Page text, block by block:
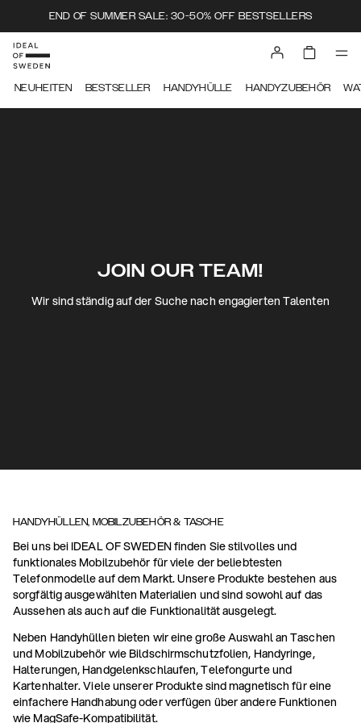
END OF SUMMER SALE: 30-50% OFF BESTSELLERS
NEUHEITEN BESTSELLER HANDYHÜLLE HANDYZUBEHÖR
JOIN OUR TEAM!
Wir sind ständig auf der Suche nach engagierten Talenten
HANDYHÜLLEN, MOBILZUBEHÖR & TASCHE
Bei uns bei IDEAL OF SWEDEN finden Sie stilvolles und
funktionales Mobilzubehör für viele der beliebtesten
Telefonmodelle auf dem Markt. Unsere Produkte bestehen aus
sorgfältig ausgewählten Materialien und sind sowohl auf das
Aussehen als auch auf die Funktionalität ausgelegt.
Neben Handyhüllen bieten wir eine große Auswahl an Taschen
und Mobilzubehör wie Bildschirmschutzfolien, Handyringe,
Halterungen, Handgelenkschlaufen, Telefongurte und
Kartenhalter. Viele unserer Produkte sind magnetisch für eine
einfachere Handhabung oder verfügen über andere Funktionen
wie MagSafe-Kompatibilität.